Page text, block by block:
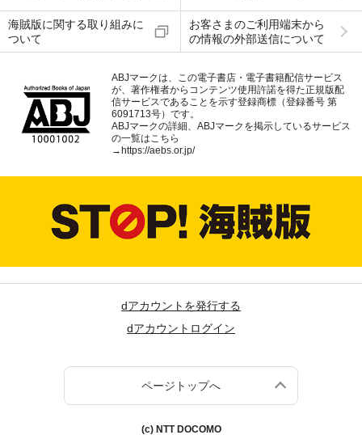
海賊版に関する取り組みに
ついて
お客さまのご利用端末から
の情報の外部送信について
ABJマークは、この電子書店・電子書籍配信サービス
が、著作権者からコンテンツ使用許諾を得た正規版配
信サービスであることを示す登録商標（登録番号 第
6091713号）です。
ABJマークの詳細、ABJマークを掲示しているサービス
の一覧はこちら
→ https://aebs.or.jp/
dアカウントを発行する
dアカウントログイン
ページトップへ
(c) NTT DOCOMO